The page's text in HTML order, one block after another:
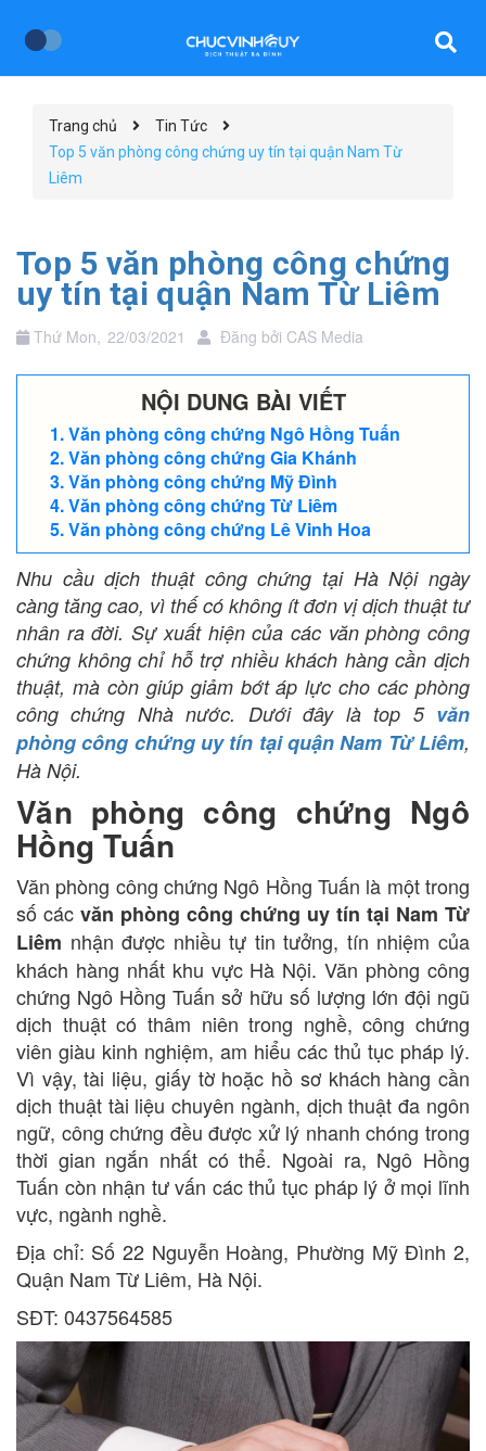
Trang chủ
Tin Tức
Top 5 văn phòng công chứng uy tín tại quận Nam Từ
Liêm
Top 5 văn phòng công chứng
uy tín tại quận Nam Từ Liêm
Thứ Mon, 22/03/2021 Đăng bởi CAS Media
NỘI DUNG BÀI VIẾT
Văn phòng công chứng Ngô Hồng Tuấn
Văn phòng công chứng Gia Khánh
Văn phòng công chứng Mỹ Đình
Văn phòng công chứng Từ Liêm
Văn phòng công chứng Lê Vinh Hoa
Nhu cầu dịch thuật công chứng tại Hà Nội ngày
càng tăng cao, vì thế có không ít đơn vị dịch thuật tư
nhân ra đời. Sự xuất hiện của các văn phòng công
chứng không chỉ hỗ trợ nhiều khách hàng cần dịch
thuật, mà còn giúp giảm bớt áp lực cho các phòng
công chứng Nhà nước. Dưới đây là top 5 văn
phòng công chứng uy tín tại quận Nam Từ Liêm,
Hà Nội.
Văn phòng công chứng Ngô
Hồng Tuấn
Văn phòng công chứng Ngô Hồng Tuấn là một trong
số các văn phòng công chứng uy tín tại Nam Từ
Liêm nhận được nhiều tự tin tưởng, tín nhiệm của
khách hàng nhất khu vực Hà Nội. Văn phòng công
chứng Ngô Hồng Tuấn sở hữu số lượng lớn đội ngũ
dịch thuật có thâm niên trong nghề, công chứng
viên giàu kinh nghiệm, am hiểu các thủ tục pháp lý.
Vì vậy, tài liệu, giấy tờ hoặc hồ sơ khách hàng cần
dịch thuật tài liệu chuyên ngành, dịch thuật đa ngôn
ngữ, công chứng đều được xử lý nhanh chóng trong
thời gian ngắn nhất có thể. Ngoài ra, Ngô Hồng
Tuấn còn nhận tư vấn các thủ tục pháp lý ở mọi lĩnh
vực, ngành nghề.
Địa chỉ: Số 22 Nguyễn Hoàng, Phường Mỹ Đình 2,
Quận Nam Từ Liêm, Hà Nội.
SĐT: 0437564585